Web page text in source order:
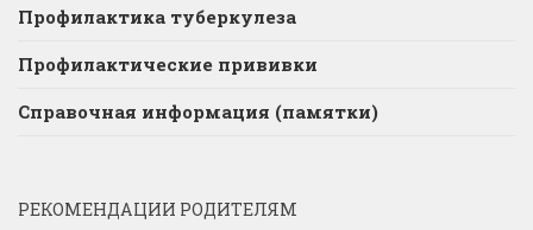
Профилактика туберкулеза
Профилактические прививки
Справочная информация (памятки)
РЕКОМЕНДАЦИИ РОДИТЕЛЯМ